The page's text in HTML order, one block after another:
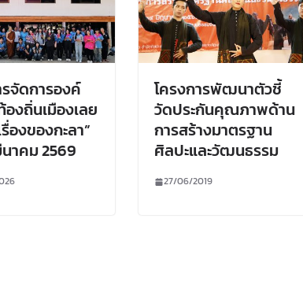
จัดการองค์
งถิ่นเมืองเลย
องของกะลา”
าคม 2569
โครงการพัฒนาตัวชี้
วัดประกันคุณภาพด้าน
การสร้างมาตรฐาน
ศิลปะและวัฒนธรรม
27/06/2019